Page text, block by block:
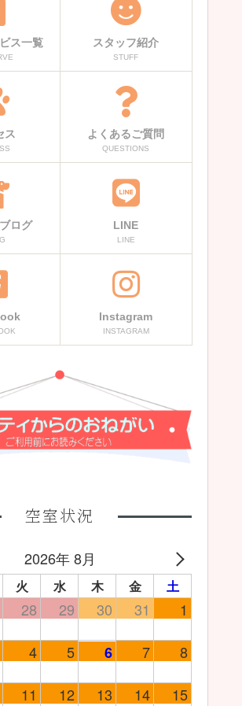
ス一覧 スタッフ紹介
STUFF
ス よくあるご質問
QUESTIONS
ログ LINE
LINE
Instagram
INSTAGRAM
空室状況
2026年 8月
火 水 木 金 土
28 29 30 31 1
4 5 6 7 8
11 12 13 14 15